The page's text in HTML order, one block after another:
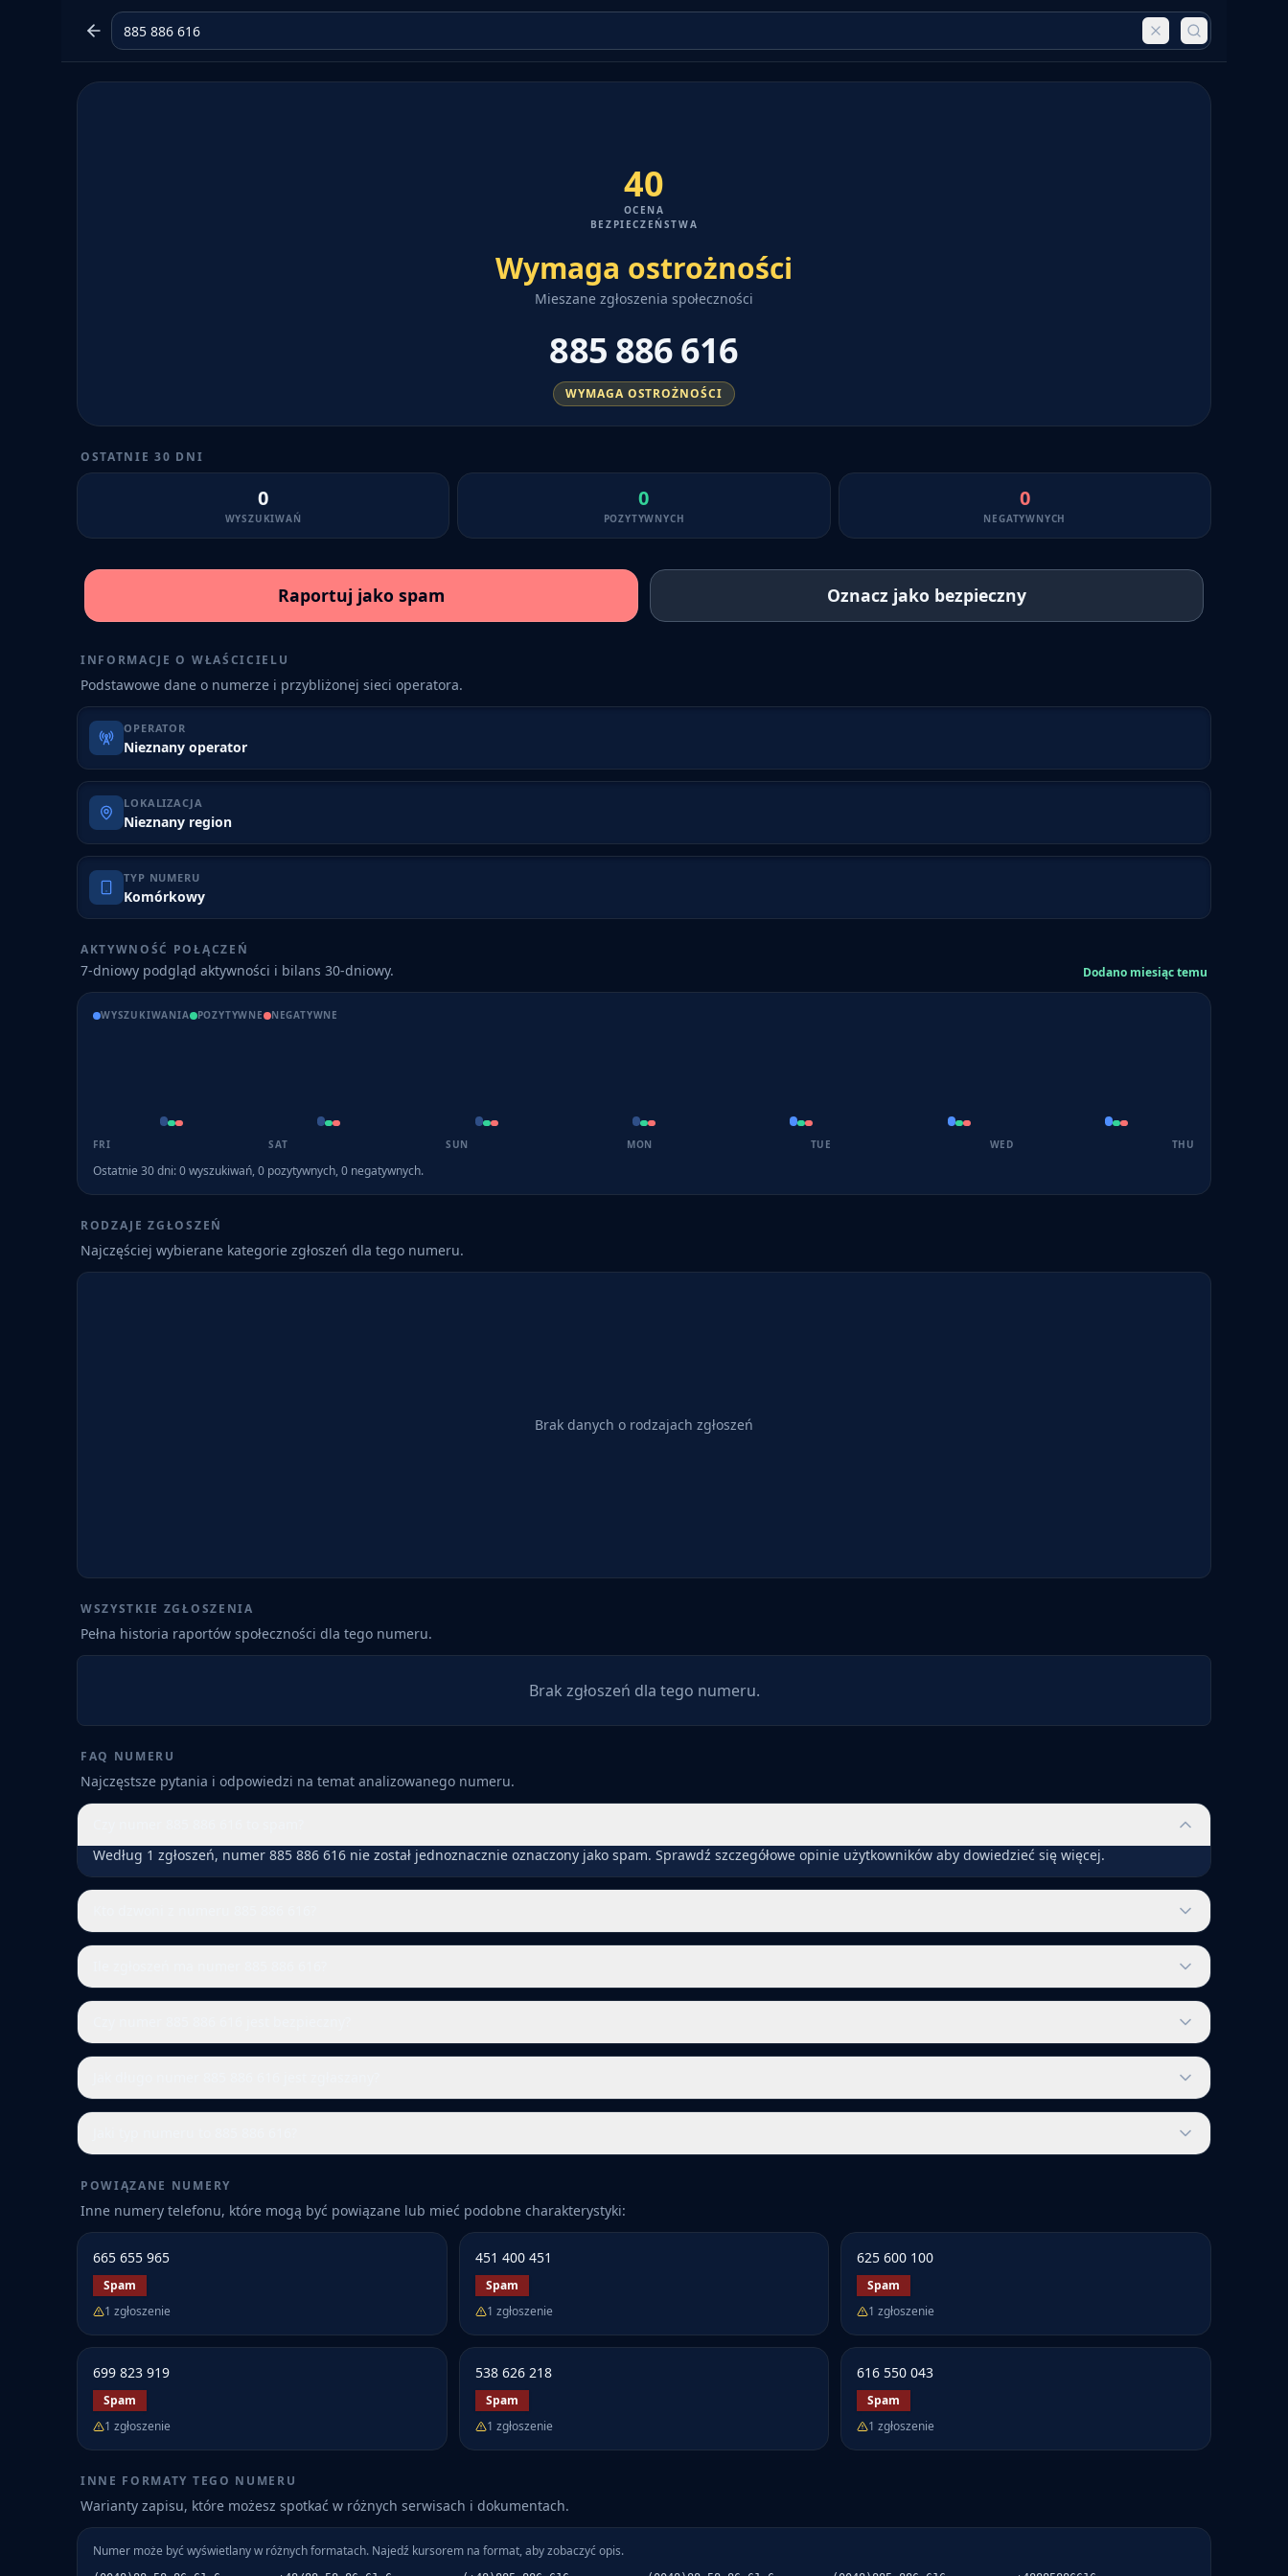
40
OCENA
BEZPIECZEŃSTWA
Wymaga ostrożności
Mieszane zgłoszenia społeczności
885 886 616
WYMAGA OSTROŻNOŚCI
OSTATNIE 30 DNI
0
WYSZUKIWAŃ
0
POZYTYWNYCH
0
NEGATYWNYCH
Raportuj jako spam Oznacz jako bezpieczny
INFORMACJE O WŁAŚCICIELU
Podstawowe dane o numerze i przybliżonej sieci operatora.
OPERATOR
Nieznany operator
LOKALIZACJA
Nieznany region
TYP NUMERU
Komórkowy
AKTYWNOŚĆ POŁĄCZEŃ
7-dniowy podgląd aktywności i bilans 30-dniowy. Dodano miesiąc temu
WYSZUKIWANIA POZYTYWNE NEGATYWNE
FRI SAT SUN MON TUE WED THU
Ostatnie 30 dni:0wyszukiwań,0 pozytywnych,0 negatywnych.
RODZAJE ZGŁOSZEŃ
Najczęściej wybierane kategorie zgłoszeń dla tego numeru.
Brak danych o rodzajach zgłoszeń
WSZYSTKIE ZGŁOSZENIA
Pełna historia raportów społeczności dla tego numeru.
Brak zgłoszeń dla tego numeru.
FAQ NUMERU
Najczęstsze pytania i odpowiedzi na temat analizowanego numeru.
Według 1 zgłoszeń, numer 885 886 616 nie został jednoznacznie oznaczony jako spam. Sprawdź szczegółowe opinie użytkowników aby dowiedzieć się więcej.
POWIĄZANE NUMERY
Inne numery telefonu, które mogą być powiązane lub mieć podobne charakterystyki:
665 655 965
Spam
1 zgłoszenie
451 400 451
Spam
1 zgłoszenie
625 600 100
Spam
1 zgłoszenie
699 823 919
Spam
1 zgłoszenie
538 626 218
Spam
1 zgłoszenie
616 550 043
Spam
1 zgłoszenie
INNE FORMATY TEGO NUMERU
Warianty zapisu, które możesz spotkać w różnych serwisach i dokumentach.
Numer może być wyświetlany w różnych formatach. Najedź kursorem na format, aby zobaczyć opis.